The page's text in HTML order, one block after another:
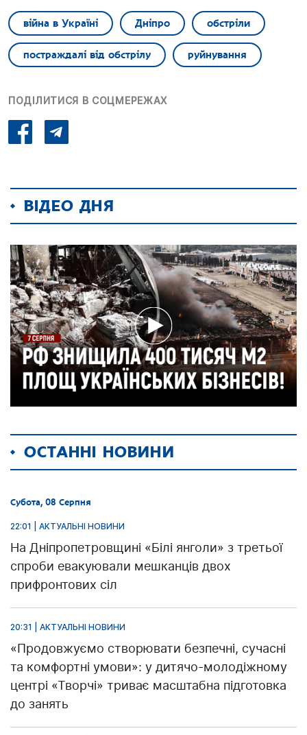
війна в Україні Дніпро обстріли
постраждалі від обстрілу руйнування
ПОДІЛИТИСЯ В СОЦМЕРЕЖАХ
ВІДЕО ДНЯ
ОСТАННІ НОВИНИ
Субота, 08 Серпня
22:01 | АКТУАЛЬНІ НОВИНИ
На Дніпропетровщині «Білі янголи» з третьої
спроби евакуювали мешканців двох
прифронтових сіл
20:31 | АКТУАЛЬНІ НОВИНИ
«Продовжуємо створювати безпечні, сучасні
та комфортні умови»: у дитячо-молодіжному
центрі «Творчі» триває масштабна підготовка
до занять